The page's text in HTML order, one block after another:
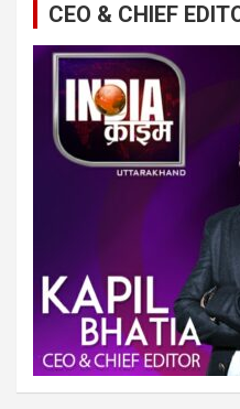
CEO & CHIEF